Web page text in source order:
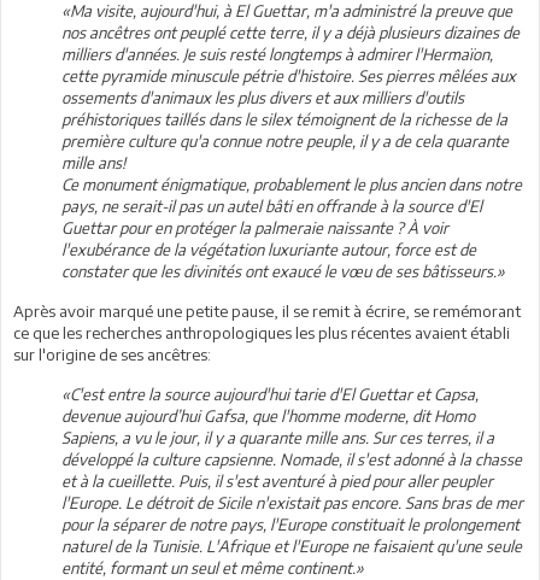
«Ma visite, aujourd'hui, à El Guettar, m'a administré la preuve que
nos ancêtres ont peuplé cette terre, il y a déjà plusieurs dizaines de
milliers d'années. Je suis resté longtemps à admirer l'Hermaïon,
cette pyramide minuscule pétrie d'histoire. Ses pierres mêlées aux
ossements d'animaux les plus divers et aux milliers d'outils
préhistoriques taillés dans le silex témoignent de la richesse de la
première culture qu'a connue notre peuple, il y a de cela quarante
mille ans!
Ce monument énigmatique, probablement le plus ancien dans notre
pays, ne serait-il pas un autel bâti en offrande à la source d'El
Guettar pour en protéger la palmeraie naissante ? À voir
l'exubérance de la végétation luxuriante autour, force est de
constater que les divinités ont exaucé le vœu de ses bâtisseurs.»
Après avoir marqué une petite pause, il se remit à écrire, se remémorant
ce que les recherches anthropologiques les plus récentes avaient établi
sur l'origine de ses ancêtres:
«C'est entre la source aujourd'hui tarie d'El Guettar et Capsa,
devenue aujourd’hui Gafsa, que l'homme moderne, dit Homo
Sapiens, a vu le jour, il y a quarante mille ans. Sur ces terres, il a
développé la culture capsienne. Nomade, il s'est adonné à la chasse
et à la cueillette. Puis, il s'est aventuré à pied pour aller peupler
l'Europe. Le détroit de Sicile n'existait pas encore. Sans bras de mer
pour la séparer de notre pays, l'Europe constituait le prolongement
naturel de la Tunisie. L'Afrique et l'Europe ne faisaient qu'une seule
entité, formant un seul et même continent.»